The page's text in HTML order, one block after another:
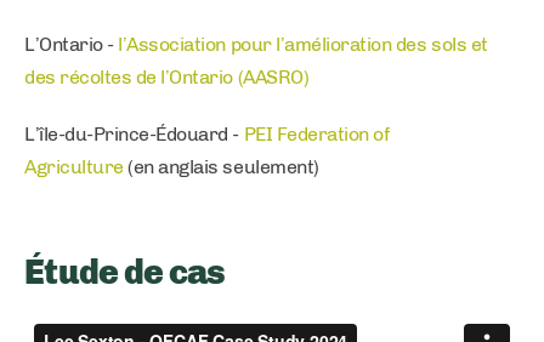
L’Ontario - l’Association pour l’amélioration des sols et
des récoltes de l’Ontario (AASRO)
L’île-du-Prince-Édouard - PEI Federation of
Agriculture (en anglais seulement)
Étude de cas